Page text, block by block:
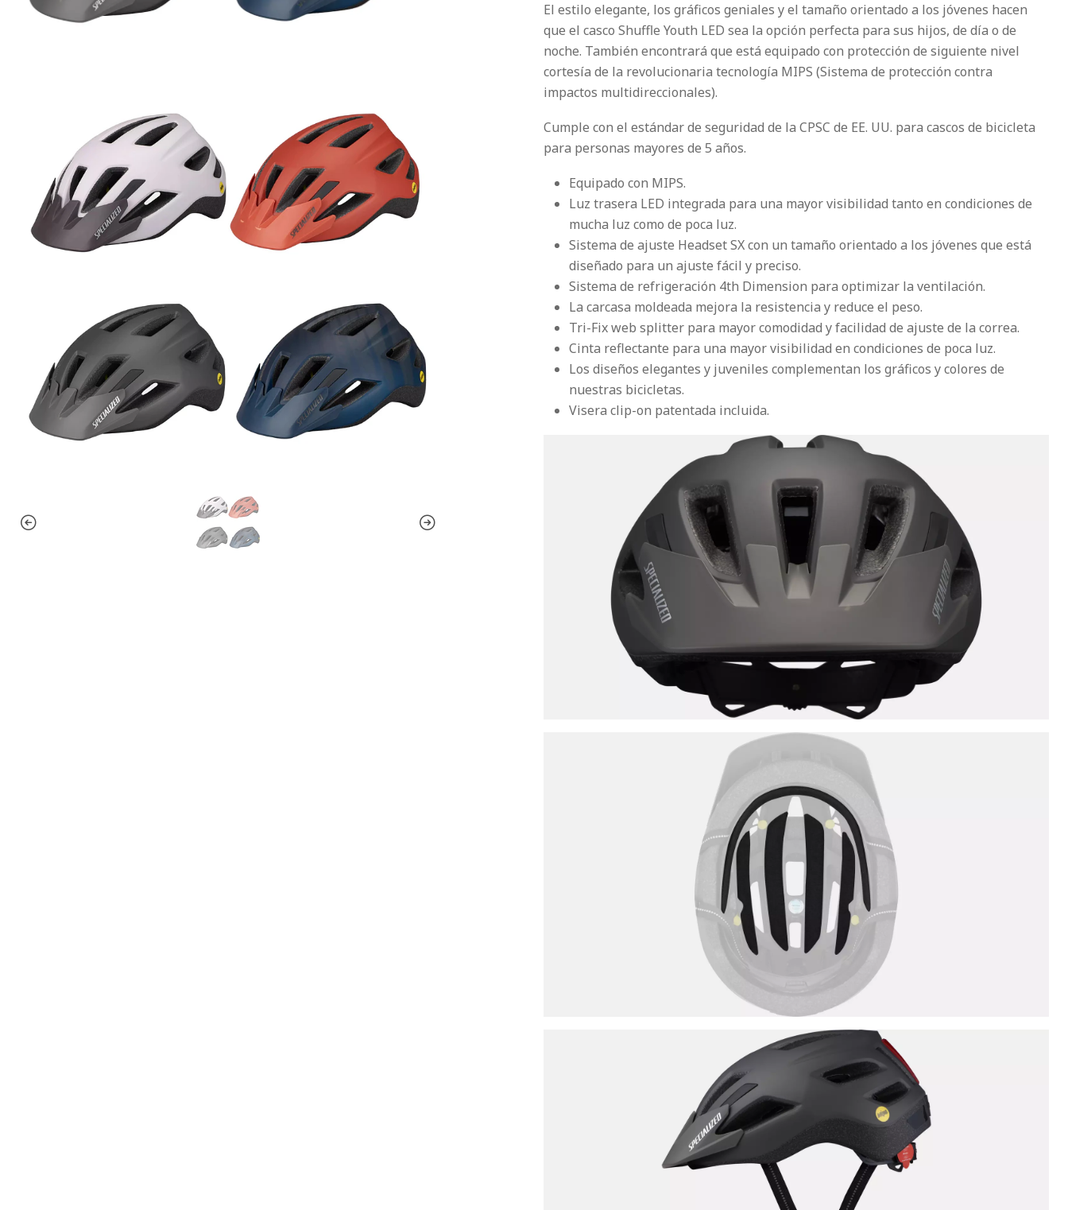
El estilo elegante, los gráficos geniales y el tamaño orientado a los jóvenes hacen
que el casco Shuffle Youth LED sea la opción perfecta para sus hijos, de día o de
noche. También encontrará que está equipado con protección de siguiente nivel
cortesía de la revolucionaria tecnología MIPS (Sistema de protección contra
impactos multidireccionales).
Cumple con el estándar de seguridad de la CPSC de EE. UU. para cascos de bicicleta
para personas mayores de 5 años.
Equipado con MIPS.
Luz trasera LED integrada para una mayor visibilidad tanto en condiciones de
mucha luz como de poca luz.
Sistema de ajuste Headset SX con un tamaño orientado a los jóvenes que está
diseñado para un ajuste fácil y preciso.
Sistema de refrigeración 4th Dimension para optimizar la ventilación.
La carcasa moldeada mejora la resistencia y reduce el peso.
Tri-Fix web splitter para mayor comodidad y facilidad de ajuste de la correa.
Cinta reflectante para una mayor visibilidad en condiciones de poca luz.
Los diseños elegantes y juveniles complementan los gráficos y colores de
nuestras bicicletas.
Visera clip-on patentada incluida.